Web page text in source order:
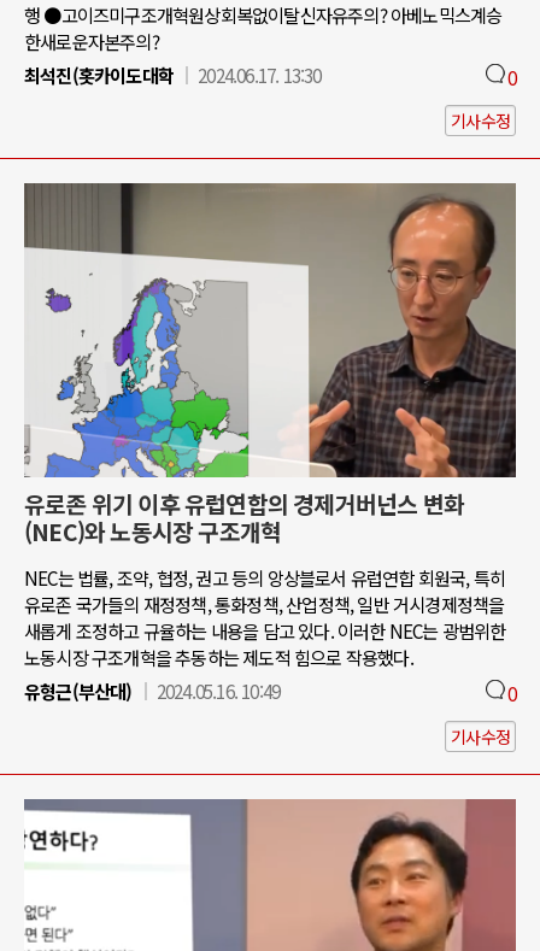
행 ●고이즈미구조개혁원상회복없이탈신자유주의? 아베노믹스계승
한새로운자본주의?
최석진(홋카이도대학
2024.06.17. 13:30 0
기사수정
유로존 위기 이후 유럽연합의 경제거버넌스 변화
(NEC)와 노동시장 구조개혁
NEC는 법률, 조약, 협정, 권고 등의 앙상블로서 유럽연합 회원국, 특히
유로존 국가들의 재정정책, 통화정책, 산업정책, 일반 거시경제정책을
새롭게 조정하고 규율하는 내용을 담고 있다. 이러한 NEC는 광범위한
노동시장 구조개혁을 추동하는 제도적 힘으로 작용했다.
유형근(부산대)
2024.05.16. 10:49 0
기사수정